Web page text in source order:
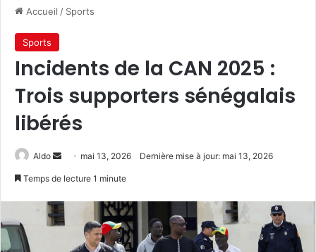
Accueil / Sports
Sports
Incidents de la CAN 2025 :
Trois supporters sénégalais
libérés
Aldo
Envoyermai 13, 2026 Dernière mise à jour: mai 13, 2026
Temps de lecture 1 minute